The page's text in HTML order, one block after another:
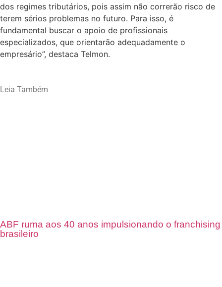
dos regimes tributários, pois assim não correrão risco de
terem sérios problemas no futuro. Para isso, é
fundamental buscar o apoio de profissionais
especializados, que orientarão adequadamente o
empresário”, destaca Telmon.
Leia Também
ABF ruma aos 40 anos impulsionando o franchising
brasileiro